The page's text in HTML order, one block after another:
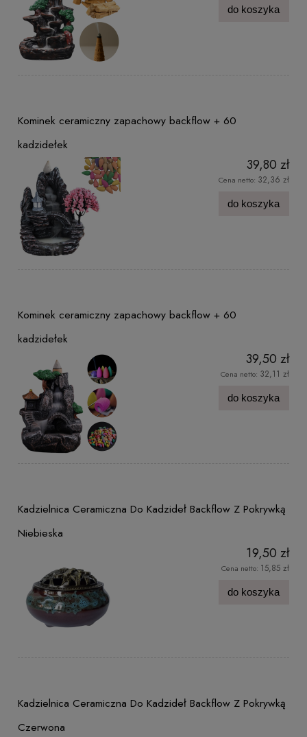
do koszyka
Kominek ceramiczny zapachowy backflow + 60
kadzidełek
39,80 zł
Cena netto: 32,36 zł
do koszyka
Kominek ceramiczny zapachowy backflow + 60
kadzidełek
39,50 zł
Cena netto: 32,11 zł
do koszyka
Kadzielnica Ceramiczna Do Kadzideł Backflow Z Pokrywką
Niebieska
19,50 zł
Cena netto: 15,85 zł
do koszyka
Kadzielnica Ceramiczna Do Kadzideł Backflow Z Pokrywką
Czerwona